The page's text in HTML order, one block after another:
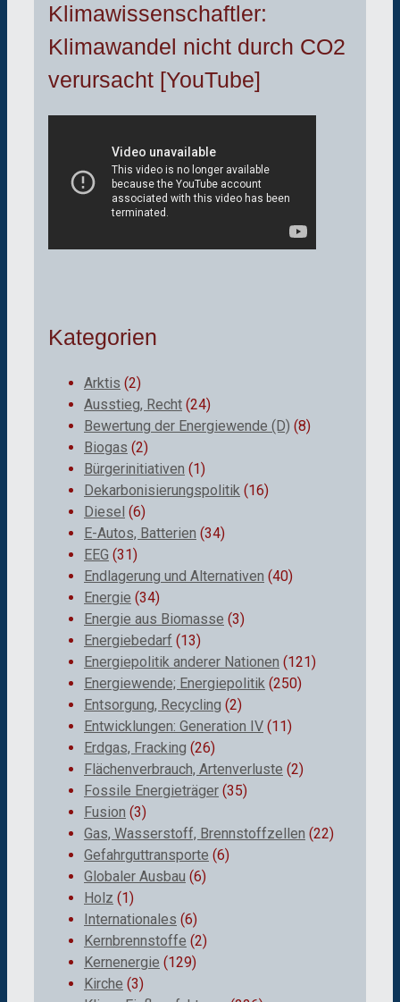
Klimawissenschaftler:
Klimawandel nicht durch CO2
verursacht [YouTube]
Kategorien
Arktis (2)
Ausstieg, Recht (24)
Bewertung der Energiewende (D) (8)
Biogas (2)
Bürgerinitiativen (1)
Dekarbonisierungspolitik (16)
Diesel (6)
E-Autos, Batterien (34)
EEG (31)
Endlagerung und Alternativen (40)
Energie (34)
Energie aus Biomasse (3)
Energiebedarf (13)
Energiepolitik anderer Nationen (121)
Energiewende; Energiepolitik (250)
Entsorgung, Recycling (2)
Entwicklungen: Generation IV (11)
Erdgas, Fracking (26)
Flächenverbrauch, Artenverluste (2)
Fossile Energieträger (35)
Fusion (3)
Gas, Wasserstoff, Brennstoffzellen (22)
Gefahrguttransporte (6)
Globaler Ausbau (6)
Holz (1)
Internationales (6)
Kernbrennstoffe (2)
Kernenergie (129)
Kirche (3)